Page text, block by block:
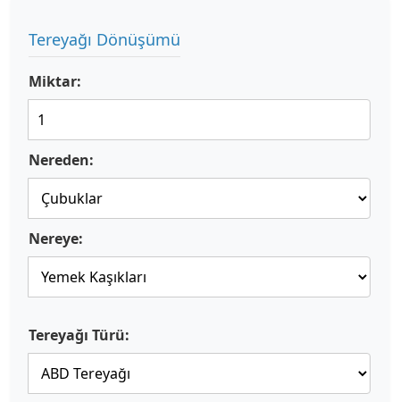
Tereyağı Dönüşümü
Miktar:
Nereden:
Nereye:
Tereyağı Türü: